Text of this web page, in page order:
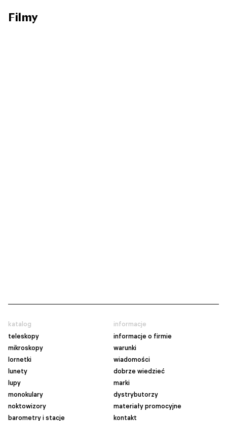
Filmy
katalog
teleskopy
mikroskopy
lornetki
lunety
lupy
monokulary
noktowizory
barometry i stacje
informacje
informacje o firmie
warunki
wiadomości
dobrze wiedzieć
marki
dystrybutorzy
materiały promocyjne
kontakt